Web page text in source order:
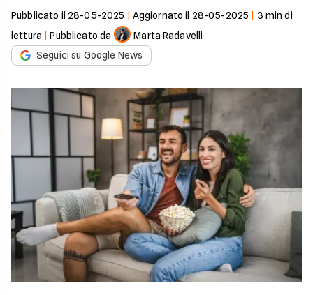
Pubblicato il 28-05-2025 Aggiornato il 28-05-2025 3 min di
lettura |Pubblicato da
Marta Radavelli
Seguici su Google News